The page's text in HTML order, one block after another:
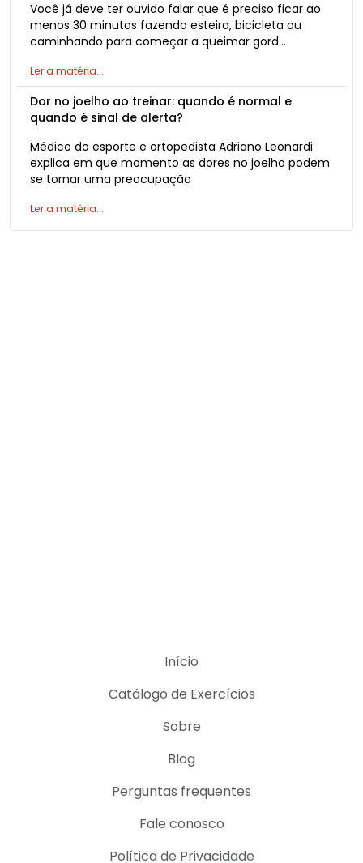
Você já deve ter ouvido falar que é preciso ficar ao
menos 30 minutos fazendo esteira, bicicleta ou
caminhando para começar a queimar gord…
Ler a matéria...
Dor no joelho ao treinar: quando é normal e
quando é sinal de alerta?
Médico do esporte e ortopedista Adriano Leonardi
explica em que momento as dores no joelho podem
se tornar uma preocupação
Ler a matéria...
Início
Catálogo de Exercícios
Sobre
Blog
Perguntas frequentes
Fale conosco
Política de Privacidade